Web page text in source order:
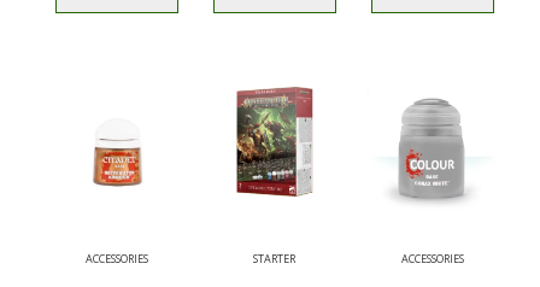
ACCESSORIES STARTER ACCESSORIES